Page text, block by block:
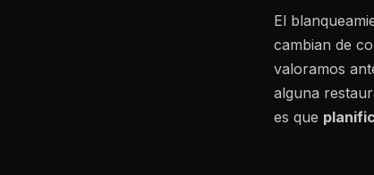
El
cambian de
valoramos
alguna
es que